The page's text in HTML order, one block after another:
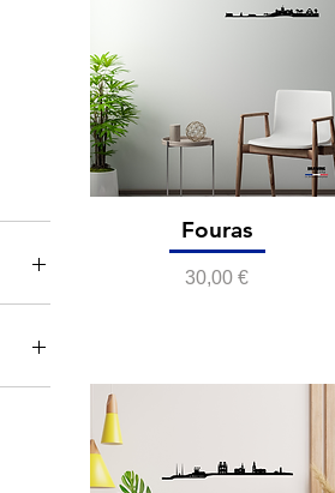
Fouras
Prix
30,00 €